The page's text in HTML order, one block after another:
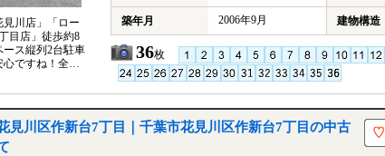
見川店」「ロー
目店」徒歩約8
ス縦列2台駐車
ですね！全居
築年月 2006年9月 建物構造
36枚
見川区作新台7丁目｜千葉市花見川区作新台7丁目の中古